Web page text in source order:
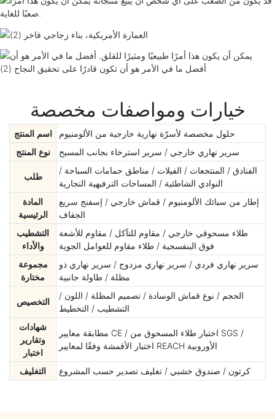
خيارات ومواصفات مخصصة
اسم المنتج
حلول مخصصة لأسرّة نهارية خارجية من الألومنيوم
نوع المنتج
سرير نهاري خارجي / سرير استرخاء بجانب المسبح
طلب
الفنادق / المنتجعات / الفيلات / مناطق حمامات السباحة /
النوادي الشاطئية / المساحات الترفيهية التجارية
المادة
الرئيسية
إطار من سبائك الألومنيوم / قماش خارجي / إسفنج سريع
الجفاف
التشطيب
والأداء
طلاء مسحوقي خارجي / مقاوم للتآكل / مقاوم للأشعة
فوق البنفسجية / طلاء مقاوم للعوامل الجوية
مجموعة
مختارة
سرير نهاري فردي / سرير نهاري مزدوج / سرير نهاري ذو
مظلة / طاولة جانبية
التخصيص
الحجم / نوع قماش الوسادة / تصميم المظلة / اللون /
التشطيب / التخطيط
شهادات
وتقارير
اختبار
مطابقة معايير CE / اختبار طلاء المسحوق من SGS /
اختبار الأقمشة وفقًا لمعايير REACH الأوروبية
التغليف كرتون / صندوق خشبي / تغليف تصدير حسب المشروع